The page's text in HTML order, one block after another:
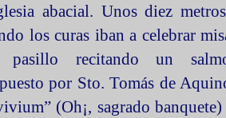
abacial. Unos diez
los curas iban a celebrar
pasillo recitando un
por Sto. Tomás de
(Oh¡, sagrado